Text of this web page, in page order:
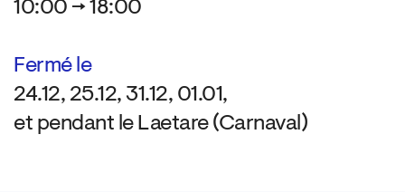
10:00 → 18:00
Fermé le
24.12, 25.12, 31.12, 01.01,
et pendant le Laetare (Carnaval)